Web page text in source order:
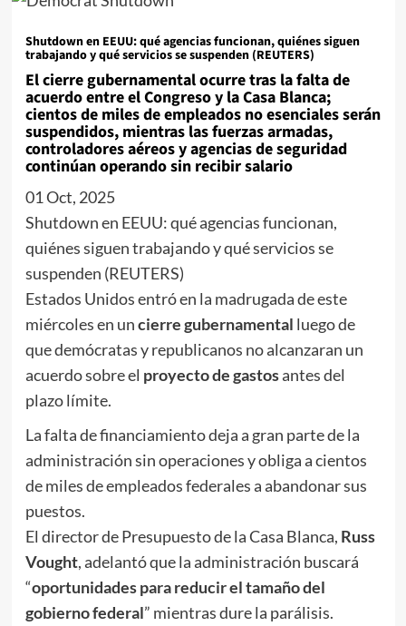
Shutdown en EEUU: qué agencias funcionan, quiénes siguen
trabajando y qué servicios se suspenden (REUTERS)
El cierre gubernamental ocurre tras la falta de
acuerdo entre el Congreso y la Casa Blanca;
cientos de miles de empleados no esenciales serán
suspendidos, mientras las fuerzas armadas,
controladores aéreos y agencias de seguridad
continúan operando sin recibir salario
01 Oct, 2025
Shutdown en EEUU: qué agencias funcionan,
quiénes siguen trabajando y qué servicios se
suspenden (REUTERS)
Estados Unidos entró en la madrugada de este
miércoles en uncierre gubernamental luego de
que demócratas y republicanos no alcanzaran un
acuerdo sobre el proyecto de gastosantes del
plazo límite.
La falta de financiamiento deja a gran parte de la
administración sin operaciones y obliga a cientos
de miles de empleados federales a abandonar sus
puestos.
El director de Presupuesto de la Casa Blanca, Russ
Vought, adelantó que la administración buscará
“oportunidades para reducir el tamaño del
gobierno federal” mientras dure la parálisis.